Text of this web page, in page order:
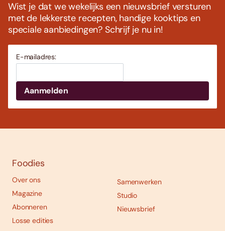
Wist je dat we wekelijks een nieuwsbrief versturen
met de lekkerste recepten, handige kooktips en
speciale aanbiedingen? Schrijf je nu in!
E-mailadres:
Foodies
Over ons
Magazine
Abonneren
Losse edities
Samenwerken
Studio
Nieuwsbrief